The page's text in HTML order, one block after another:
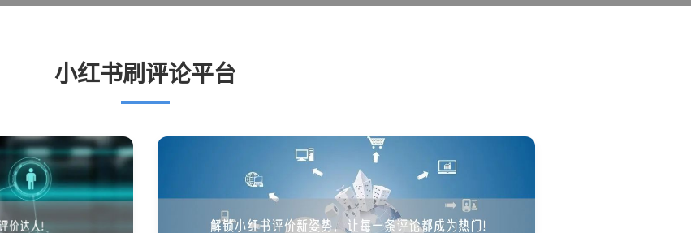
小红书刷评论平台